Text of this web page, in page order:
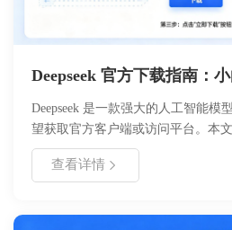
Deepseek 官方下载指南：
Deepseek 是一款强大的人工智能模
望获取官方客户端或访问平台。本
账号注册到官方下载、安装配置的
求、版本选择、安装步骤及常见问
查看详情